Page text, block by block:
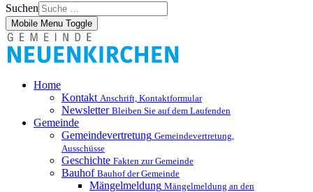
Suchen
Mobile Menu Toggle
Home
Kontakt Anschrift, Kontaktformular
Newsletter Bleiben Sie auf dem Laufenden
Gemeinde
Gemeindevertretung Gemeindevertretung,
Ausschüsse
Geschichte Fakten zur Gemeinde
Bauhof Bauhof der Gemeinde
Mängelmeldung Mängelmeldung an den